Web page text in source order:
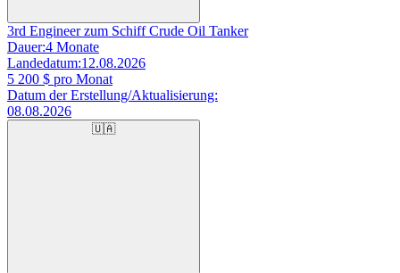
3rd Engineer zum Schiff Crude Oil Tanker
Dauer:4 Monate
Landedatum:12.08.2026
5 200 $ pro Monat
Datum der Erstellung/Aktualisierung:
08.08.2026
🇺🇦